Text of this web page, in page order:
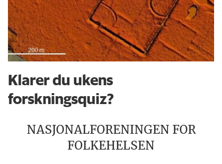
Klarer du ukens
forskningsquiz?
NASJONALFORENINGEN FOR
FOLKEHELSEN